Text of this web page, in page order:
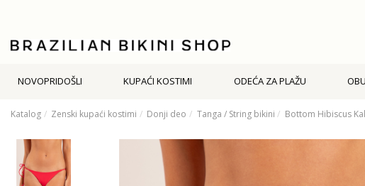
NOVOPRIDOŠLI KUPAĆI KOSTIMI ODEĆA ZA PLAŽU
Katalog Zenski kupaći kostimi Donji deo Tanga / String bikini Bottom Hibiscus